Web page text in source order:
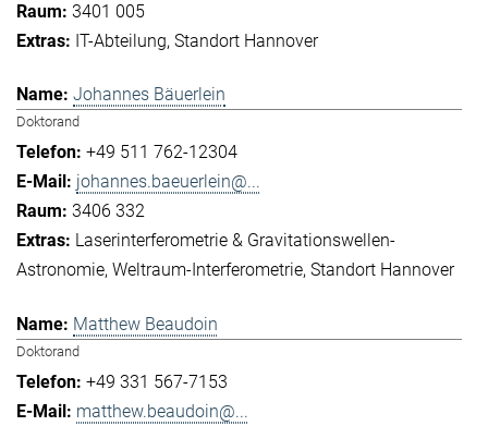
3401 005
IT-Abteilung Standort Hannover
Johannes Bäuerlein
Doktorand
+49 511 762-12304
johannes.baeuerlein@...
3406 332
Laserinterferometrie & Gravitationswellen-
Astronomie Weltraum-Interferometrie Standort Hannover
Matthew Beaudoin
Doktorand
+49 331 567-7153
matthew.beaudoin@...